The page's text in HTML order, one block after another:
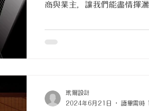
商與業主，讓我們能盡情揮
#2024TID大獎...
玳爾設計
2024年6月21日
讀畢需時